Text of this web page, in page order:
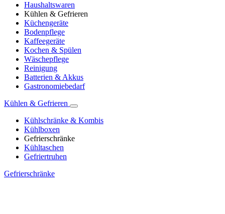
Haushaltswaren
Kühlen & Gefrieren
Küchengeräte
Bodenpflege
Kaffeegeräte
Kochen & Spülen
Wäschepflege
Reinigung
Batterien & Akkus
Gastronomiebedarf
Kühlen & Gefrieren
Kühlschränke & Kombis
Kühlboxen
Gefrierschränke
Kühltaschen
Gefriertruhen
Gefrierschränke